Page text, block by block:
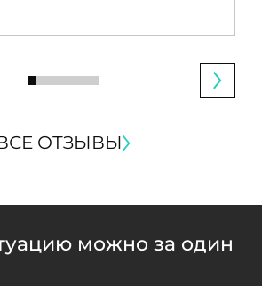
ОТЗЫВЫ
можно за один